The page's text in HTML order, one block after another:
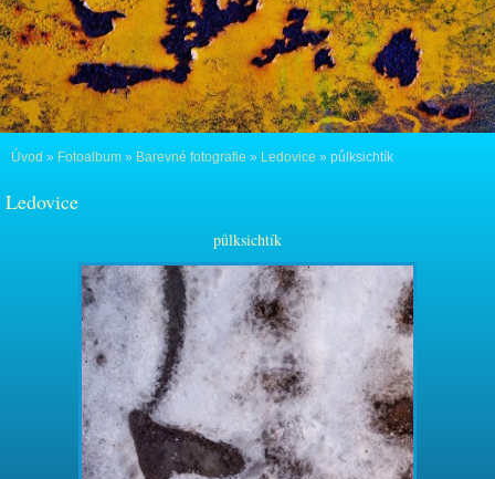
Úvod » Fotoalbum » Barevné fotografie » Ledovice » půlksichtík
Ledovice
půlksichtík